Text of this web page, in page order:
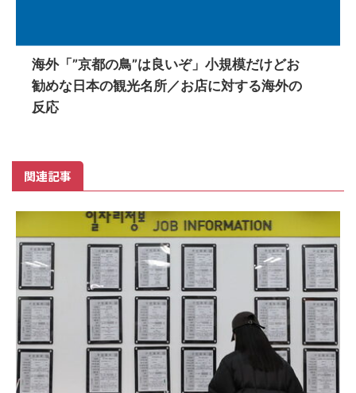
海外「”京都の鳥”は良いぞ」小規模だけどお
勧めな日本の観光名所／お店に対する海外の
反応
関連記事